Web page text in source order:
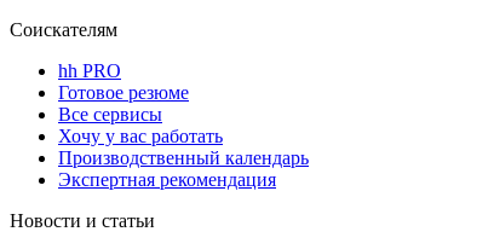
Соискателям
hh PRO
Готовое резюме
Все сервисы
Хочу у вас работать
Производственный календарь
Экспертная рекомендация
Новости и статьи